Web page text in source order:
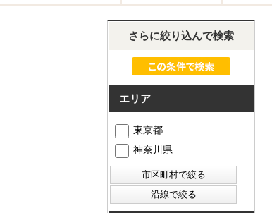
さらに絞り込んで検索
エリア
東京都
神奈川県